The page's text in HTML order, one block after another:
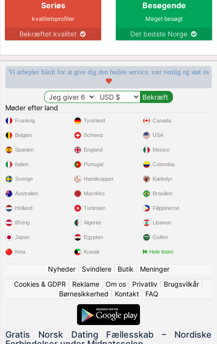
Seriøs
kvalitetsprofiler
Bekræftet kvalitet
Besøgende
Meget besøgt
Det bedste Norge
Vi arbejder hårdt for at give dig den bedste service, vær venlig og støt os
Møder efter land
Frankrig
Belgien
Spanien
Italien
Sverige
Tyskland
Schweiz
England
Portugal
Handicappet
Canada
USA
Mexico
Colombia
Kæledyr
Australien
Holland
Østrig
Japan
Kina
Marokko
Tunesien
Algeriet
Egypten
Kuwait
Brasilien
Filippinerne
Libanon
Golfen
Hele listen
Nyheder| Svindlere| Butik
Meninger
Cookies & GDPR
Reklame| Om os| Privatliv| Brugsvilkår|
Børnesikkerhed
Kontakt| FAQ
Gratis Norsk Dating Fællesskab – Nordiske